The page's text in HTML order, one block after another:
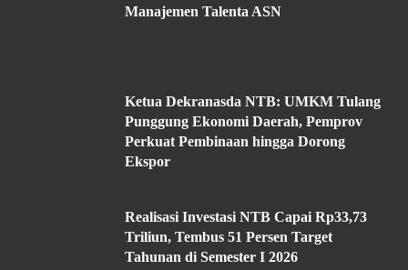
Manajemen Talenta ASN
Ketua Dekranasda NTB: UMKM Tulang
Punggung Ekonomi Daerah, Pemprov
Perkuat Pembinaan hingga Dorong
Ekspor
Realisasi Investasi NTB Capai Rp33,73
Triliun, Tembus 51 Persen Target
Tahunan di Semester I 2026